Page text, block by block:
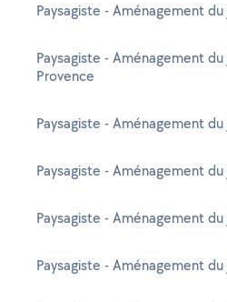
Paysagiste - Aménagement du
Paysagiste - Aménagement
Provence
Paysagiste - Aménagement
Paysagiste - Aménagement du
Paysagiste - Aménagement
Paysagiste - Aménagement